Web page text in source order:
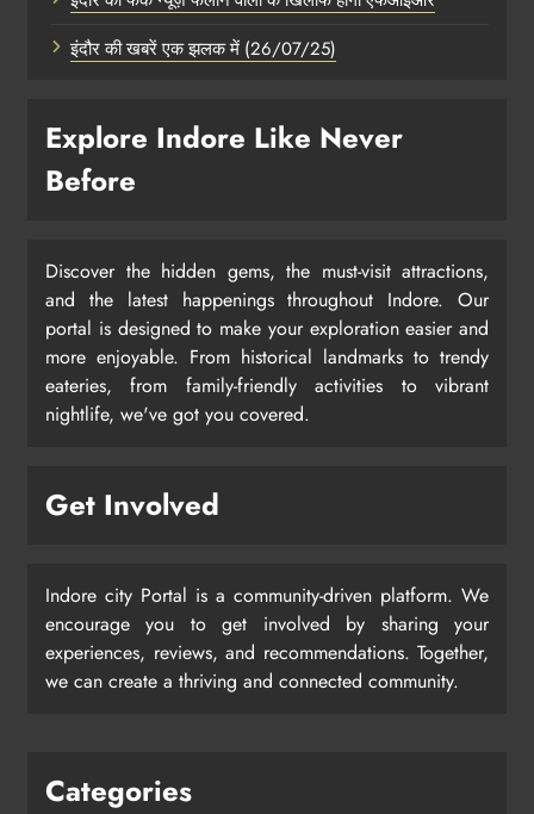
इंदौर की खबरें एक झलक में (26/07/25)
Explore Indore Like Never
Before
Discover the hidden gems, the must-visit attractions,
and the latest happenings throughout Indore. Our
portal is designed to make your exploration easier and
more enjoyable. From historical landmarks to trendy
eateries, from family-friendly activities to vibrant
nightlife, we've got you covered.
Get Involved
Indore city Portal is a community-driven platform. We
encourage you to get involved by sharing your
experiences, reviews, and recommendations. Together,
we can create a thriving and connected community.
Categories